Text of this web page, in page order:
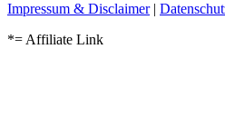
Impressum & Disclaimer|
*= Affiliate Link